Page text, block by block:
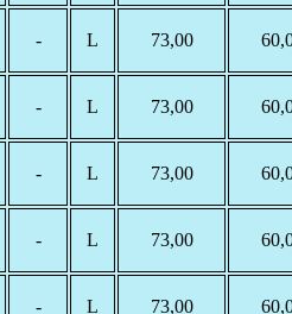
- L 73,00
- L 73,00
- L 73,00
- L 73,00
- L 73,00